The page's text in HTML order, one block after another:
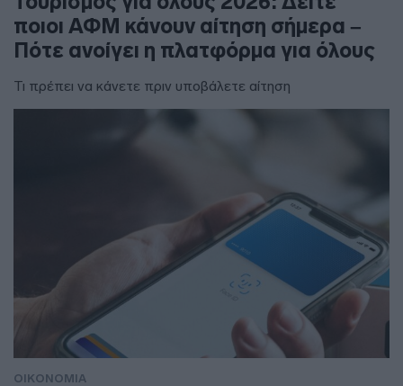
ποιοι ΑΦΜ κάνουν αίτηση σήμερα –
Πότε ανοίγει η πλατφόρμα για όλους
Τι πρέπει να κάνετε πριν υποβάλετε αίτηση
ΟΙΚΟΝΟΜΙΑ